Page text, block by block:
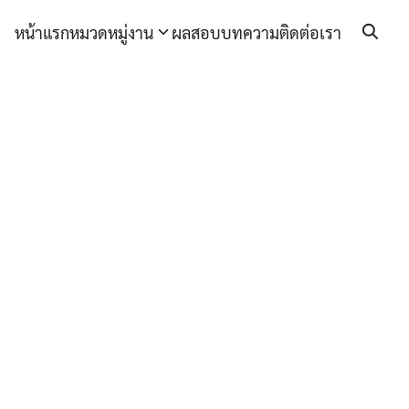
หน้าแรกหมวดหมู่งาน ผลสอบบทความติดต่อเรา